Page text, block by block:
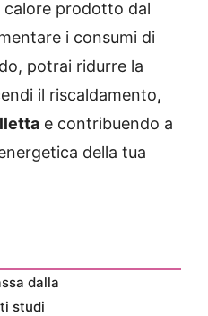
calore prodotto dal
i consumi di
potrai ridurre la
il riscaldamento,
e contribuendo a
della tua
dalla
studi